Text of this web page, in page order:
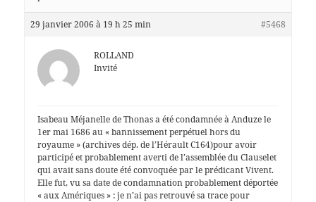
29 janvier 2006 à 19 h 25 min #5468
ROLLAND
Invité
Isabeau Méjanelle de Thonas a été condamnée à Anduze le
1er mai 1686 au « bannissement perpétuel hors du
royaume » (archives dép. de l’Hérault C164)pour avoir
participé et probablement averti de l’assemblée du Clauselet
qui avait sans doute été convoquée par le prédicant Vivent.
Elle fut, vu sa date de condamnation probablement déportée
« aux Amériques » : je n’ai pas retrouvé sa trace pour